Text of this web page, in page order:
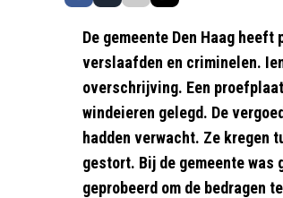
De gemeente Den Haag
verslaafden en criminelen.
overschrijving. Een
windeieren gelegd. De
hadden verwacht. Ze kregen
gestort. Bij de gemeente was
geprobeerd om de bedragen